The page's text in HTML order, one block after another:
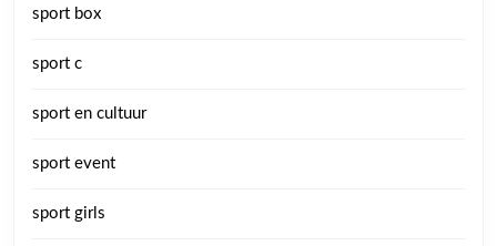
sport box
sport c
sport en cultuur
sport event
sport girls